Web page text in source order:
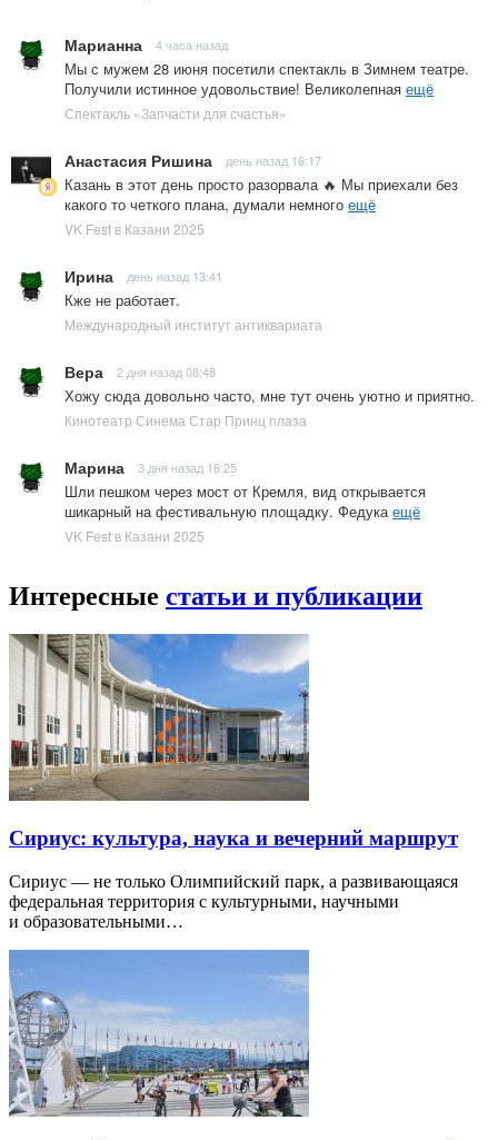
Марианна 4 часа назад
Мы с мужем 28 июня посетили спектакль в Зимнем театре.
Получили истинное удовольствие! Великолепная ещё
Спектакль «Запчасти для счастья»
Анастасия Ришина день назад 16:17
Казань в этот день просто разорвала 🔥 Мы приехали без
какого то четкого плана, думали немного ещё
VK Fest в Казани 2025
Ирина день назад 13:41
Кже не работает.
Международный институт антиквариата
Вера 2 дня назад 08:48
Хожу сюда довольно часто, мне тут очень уютно и приятно.
Кинотеатр Синема Стар Принц плаза
Марина 3 дня назад 16:25
Шли пешком через мост от Кремля, вид открывается
шикарный на фестивальную площадку. Федукаещё
VK Fest в Казани 2025
Интересные статьи и публикации
Сириус: культура, наука и вечерний маршрут
Сириус — не только Олимпийский парк, а развивающаяся
федеральная территория с культурными, научными
и образовательными…